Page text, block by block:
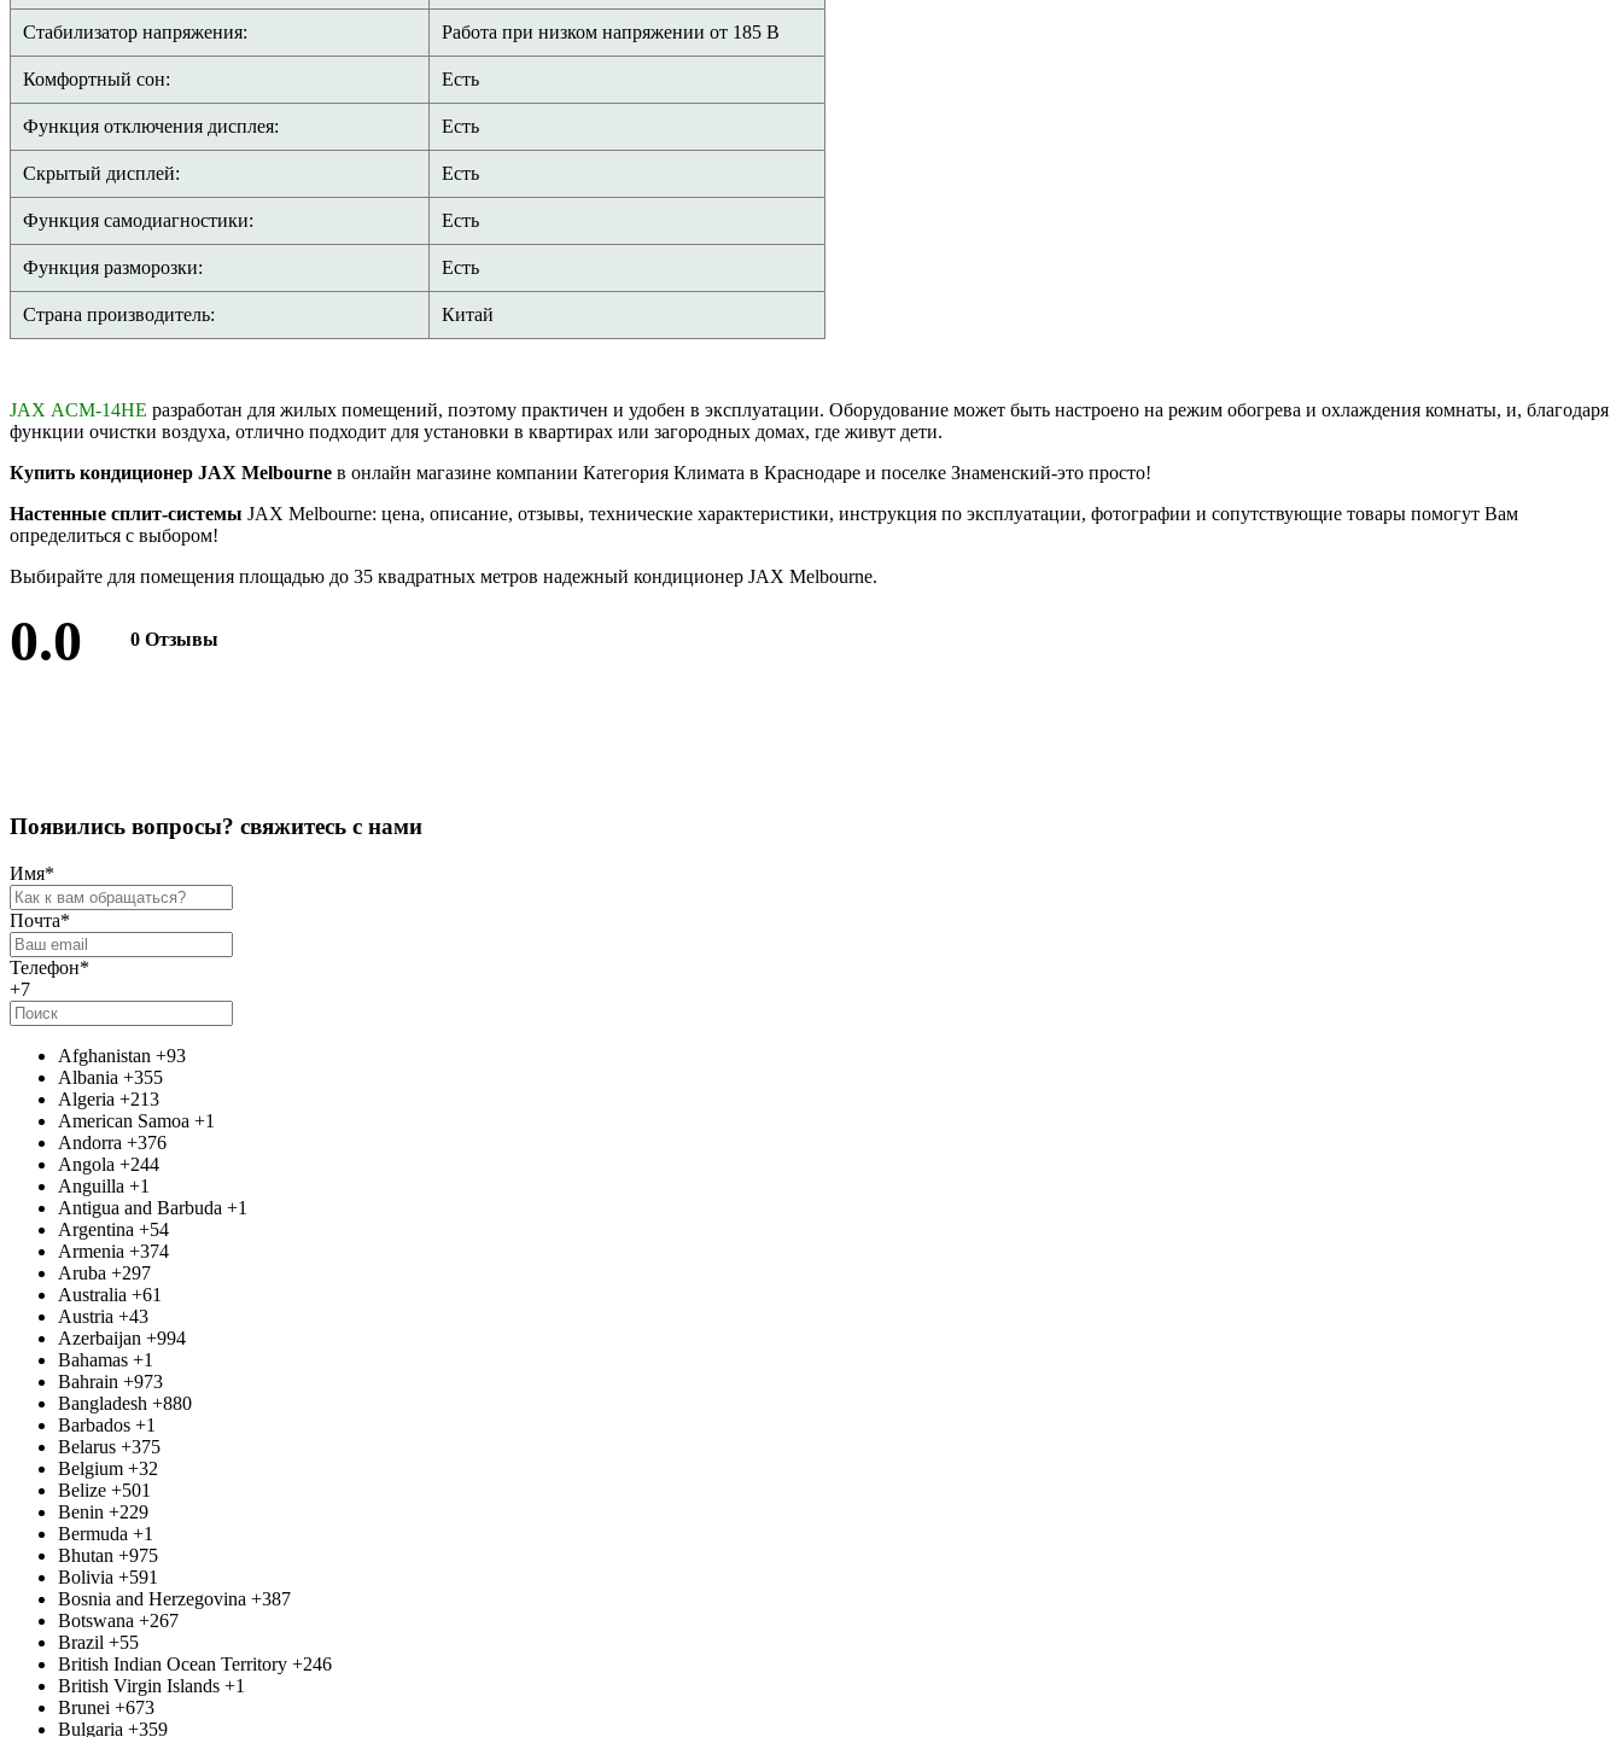
Стабилизатор напряжения: Работа при низком напряжении от 185 В
Комфортный сон: Есть
Функция отключения дисплея: Есть
Скрытый дисплей: Есть
Функция самодиагностики: Есть
Функция разморозки: Есть
Страна производитель: Китай
JAX ACM-14HE разработан для жилых помещений, поэтому практичен и удобен в эксплуатации. Оборудование может быть настроено на режим обогрева и охлаждения комнаты, и, благодаря
функции очистки воздуха, отлично подходит для установки в квартирах или загородных домах, где живут дети.
Купить кондиционер JAX Melbourne в онлайн магазине компании Категория Климата в Краснодаре и поселке Знаменский-это просто!
Настенные сплит-системы JAX Melbourne: цена, описание, отзывы, технические характеристики, инструкция по эксплуатации, фотографии и сопутствующие товары помогут Вам
определиться с выбором!
Выбирайте для помещения площадью до 35 квадратных метров надежный кондиционер JAX Melbourne.
0.0 0 Отзывы
Появились вопросы? свяжитесь с нами
Имя*
Почта*
Телефон*
+7
Afghanistan +93
Albania +355
Algeria +213
American Samoa +1
Andorra +376
Angola +244
Anguilla +1
Antigua and Barbuda +1
Argentina +54
Armenia +374
Aruba +297
Australia +61
Austria +43
Azerbaijan +994
Bahamas +1
Bahrain +973
Bangladesh +880
Barbados +1
Belarus +375
Belgium +32
Belize +501
Benin +229
Bermuda +1
Bhutan +975
Bolivia +591
Bosnia and Herzegovina +387
Botswana +267
Brazil +55
British Indian Ocean Territory +246
British Virgin Islands +1
Brunei +673
Bulgaria +359